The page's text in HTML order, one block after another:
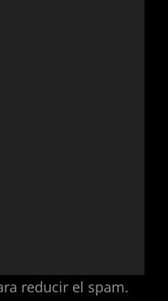
reducir el spam.